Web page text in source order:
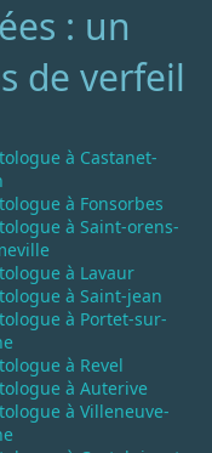
: un
de verfeil
à Castanet-
à Fonsorbes
à Saint-orens-
à Lavaur
à Saint-jean
à Portet-sur-
à Revel
à Auterive
à Villeneuve-